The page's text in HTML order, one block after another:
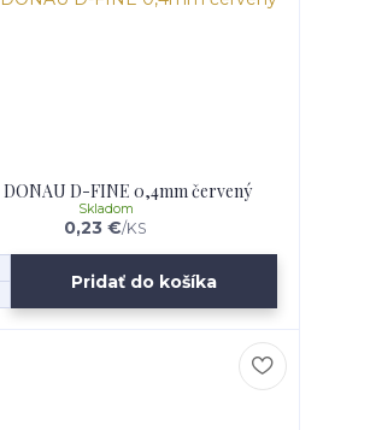
D-FINE 0,4mm červený
0,23 €/KS
Skladom
Pridať do košíka